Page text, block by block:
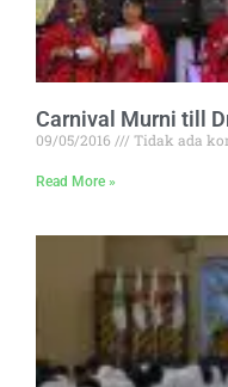
Carnival Murni till
09/05/2016 Tidak ada
Read More »